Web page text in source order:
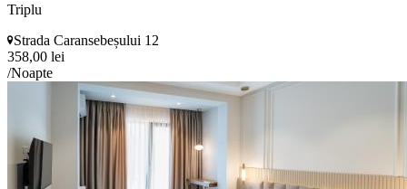
Triplu
Strada Caransebeșului 12
358,00 lei
/Noapte